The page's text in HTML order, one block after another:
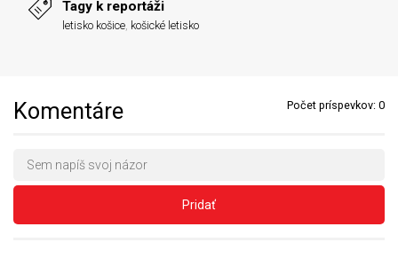
Tagy k reportáži
letisko košice košické letisko
Komentáre Počet príspevkov: 0
Pridať